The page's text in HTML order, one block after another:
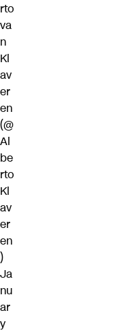
rto
va
n
Kl
av
er
en
(@
Al
be
rto
Kl
av
er
en
)
Ja
nu
ar
y